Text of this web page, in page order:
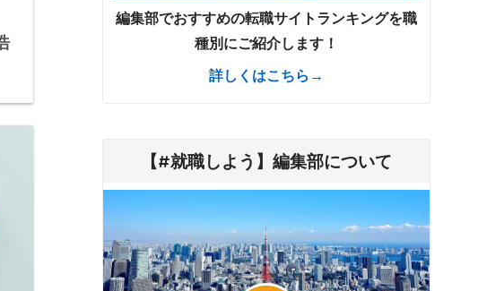
編集部でおすすめの転職サイトランキングを職
種別にご紹介します！
詳しくはこちら→
【#就職しよう】編集部について